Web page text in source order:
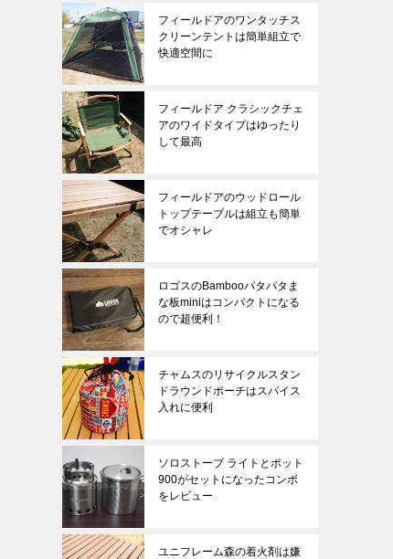
フィールドアのワンタッチス
クリーンテントは簡単組立で
快適空間に
フィールドア クラシックチェ
アのワイドタイプはゆったり
して最高
フィールドアのウッドロール
トップテーブルは組立も簡単
でオシャレ
ロゴスのBambooパタパタま
な板miniはコンパクトになる
ので超便利！
チャムスのリサイクルスタン
ドラウンドポーチはスパイス
入れに便利
ソロストーブ ライトとポット
900がセットになったコンボ
をレビュー
ユニフレーム森の着火剤は嫌